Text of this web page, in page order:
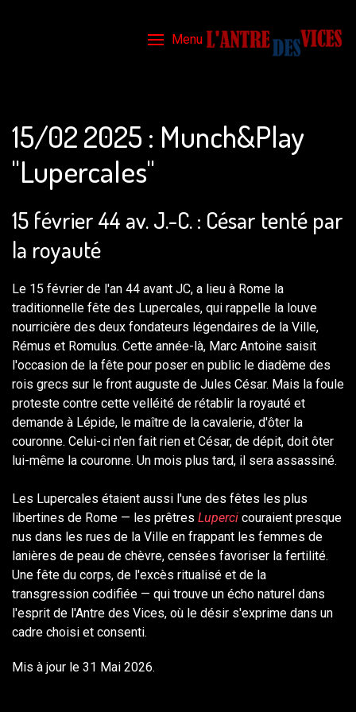
Menu
15/02 2025 : Munch&Play
"Lupercales"
15 février 44 av. J.-C. : César tenté par
la royauté
Le 15 février de l'an 44 avant JC, a lieu à Rome la
traditionnelle fête des Lupercales, qui rappelle la louve
nourricière des deux fondateurs légendaires de la Ville,
Rémus et Romulus. Cette année-là, Marc Antoine saisit
l'occasion de la fête pour poser en public le diadème des
rois grecs sur le front auguste de Jules César. Mais la foule
proteste contre cette velléité de rétablir la royauté et
demande à Lépide, le maître de la cavalerie, d'ôter la
couronne. Celui-ci n'en fait rien et César, de dépit, doit ôter
lui-même la couronne. Un mois plus tard, il sera assassiné.
Les Lupercales étaient aussi l'une des fêtes les plus
libertines de Rome — les prêtres Luperci couraient presque
nus dans les rues de la Ville en frappant les femmes de
lanières de peau de chèvre, censées favoriser la fertilité.
Une fête du corps, de l'excès ritualisé et de la
transgression codifiée — qui trouve un écho naturel dans
l'esprit de l'Antre des Vices, où le désir s'exprime dans un
cadre choisi et consenti.
Mis à jour le 31 Mai 2026.